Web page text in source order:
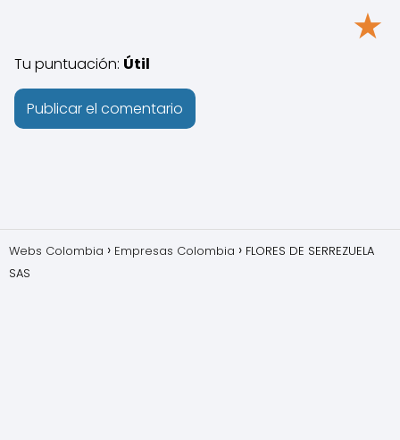
★
Tu puntuación: Útil
Webs Colombia Empresas Colombia
FLORES DE SERREZUELA
SAS